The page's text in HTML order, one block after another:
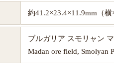
約41.2×23.4×11.9mm（
ブルガリア スモリャン
Madan ore field, Smolyan